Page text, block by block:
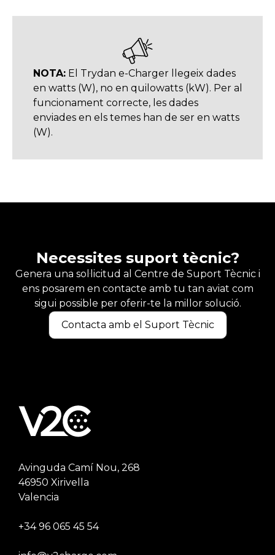
NOTA: El Trydan e-Charger llegeix dades
en watts (W), no en quilowatts (kW). Per al
funcionament correcte, les dades
enviades en els temes han de ser en watts
(W).
Necessites suport tècnic?
Genera una sol·licitud al Centre de Suport Tècnic i
ens posarem en contacte amb tu tan aviat com
sigui possible per oferir-te la millor solució.
Contacta amb el Suport Tècnic
Avinguda Camí Nou, 268
46950 Xirivella
Valencia
+34 96 065 45 54